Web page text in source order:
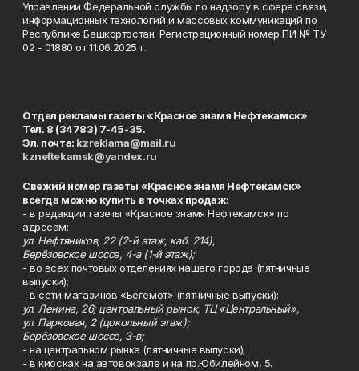
Управлении Федеральной службы по надзору в сфере связи,
информационных технологий и массовых коммуникаций по
Республике Башкортостан. Регистрационный номер ПИ № ТУ
02 - 01880 от 11.06.2025 г.
Отдел рекламы газеты «Красное знамя Нефтекамск»
Тел. 8 (34783) 7-45-35.
Эл. почта: kzreklama@mail.ru
kzneftekamsk@yandex.ru
Свежий номер газеты «Красное знамя Нефтекамск»
всегда можно купить в точках продаж:
- в редакции газеты «Красное знамя Нефтекамск» по
адресам:
ул. Нефтяников, 22 (2-й этаж, каб. 214),
Берёзовское шоссе, 4-а (1-й этаж);
- во всех почтовых отделениях нашего города (пятничные
выпуски);
- в сети магазинов «Бегемот» (пятничные выпуски):
ул. Ленина, 26; центральный рынок, ТЦ «Центральный»,
ул. Парковая, 2 (цокольный этаж);
Берёзовское шоссе, 3-в;
- на центральном рынке (пятничные выпуски);
- в киосках на автовокзале и на пр.Юбилейном, 5.